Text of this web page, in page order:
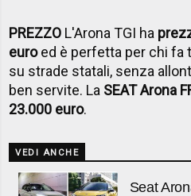
PREZZO L'Arona TGI ha
euroed è perfetta per chi fa
su strade statali, senza
ben servite. La SEAT Arona
23.000 euro.
VEDI ANCHE
Seat